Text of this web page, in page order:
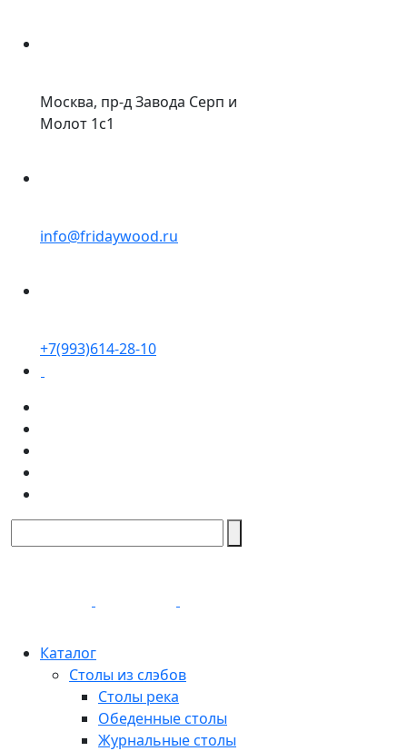
Москва, пр-д Завода Серп и
Молот 1с1
info@fridaywood.ru
+7(993)614-28-10
Каталог
Столы из слэбов
Столы река
Обеденные столы
Журнальные столы